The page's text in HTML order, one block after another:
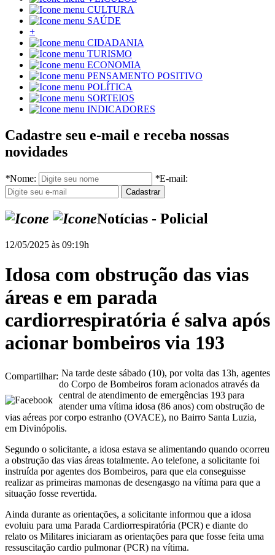
CULTURA
SAÚDE
+
CIDADANIA
TURISMO
ECONOMIA
PENSAMENTO POSITIVO
POLÍTICA
SORTEIOS
INDICADORES
Cadastre seu e-mail e receba nossas
novidades
*Nome: *E-mail:
Notícias - Policial
12/05/2025 às 09:19h
Idosa com obstrução das vias
áreas e em parada
cardiorrespiratória é salva após
acionar bombeiros via 193
Compartilhar: Na tarde deste sábado (10), por volta das 13h, agentes
do Corpo de Bombeiros foram acionados através da
central de atendimento de emergências 193 para
atender uma vítima idosa (86 anos) com obstrução de
vias aéreas por corpo estranho (OVACE), no Bairro Santa Luzia,
em Divinópolis.
Segundo o solicitante, a idosa estava se alimentando quando ocorreu
a obstrução das vias áreas totalmente. Ao telefone, a solicitante foi
instruída por agentes dos Bombeiros, para que ela conseguisse
realizar as primeiras mamonas de desengasgo na vítima para que a
situação fosse revertida.
Ainda durante as orientações, a solicitante informou que a idosa
evoluiu para uma Parada Cardiorrespiratória (PCR) e diante do
relato os Militares iniciaram as orientações para que fosse feita uma
ressuscitação cardio pulmonar (PCR) na vítima.